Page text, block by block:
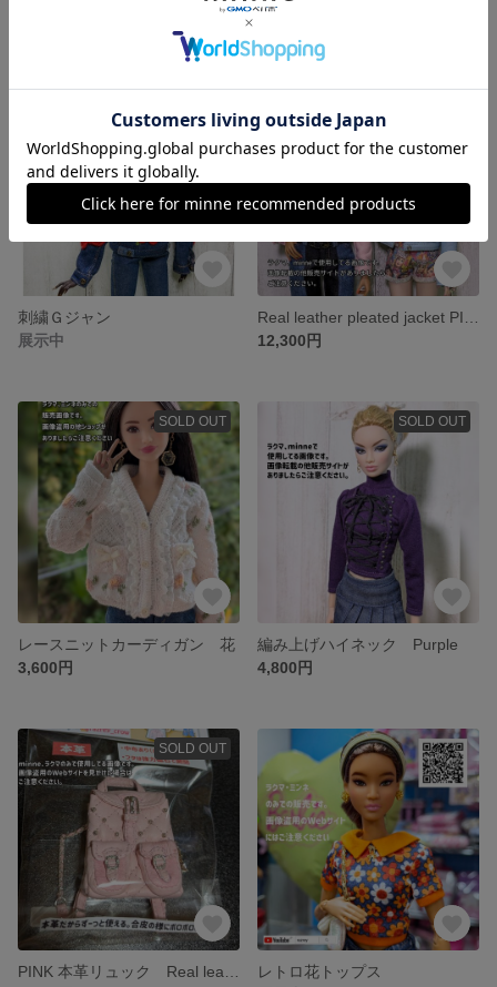
展示中
刺繍Ｇジャン
展示中
SOLD OUT
12,300円
SOLD OUT
レースニットカーディガン 花
3,600円
SOLD OUT
編み上げハイネック Purple
4,800円
SOLD OUT
レトロ花トップス